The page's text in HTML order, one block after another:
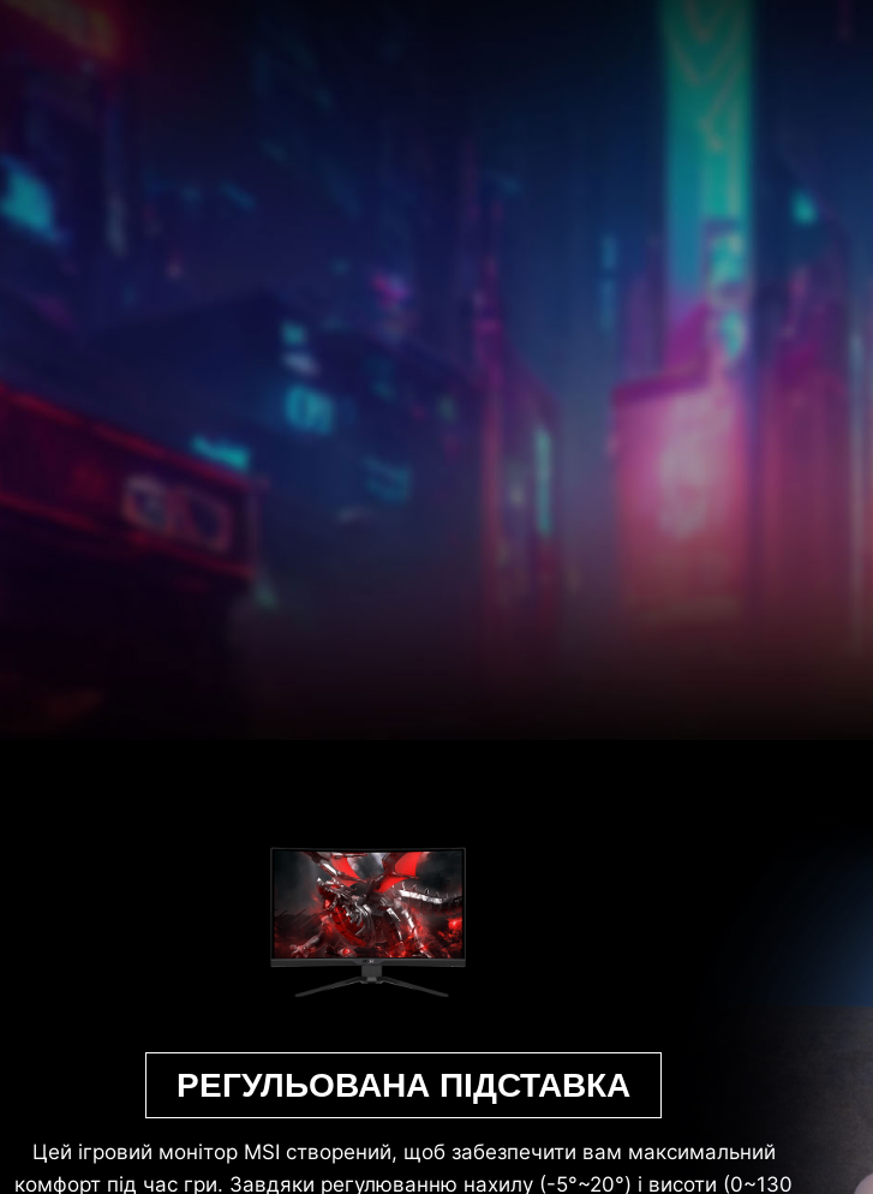
РЕГУЛЬОВАНА ПІДСТАВКА
Цей ігровий монітор MSI створений, щоб забезпечити вам максимальний
комфорт під час гри. Завдяки регулюванню нахилу (-5°~20°) і висоти (0~130